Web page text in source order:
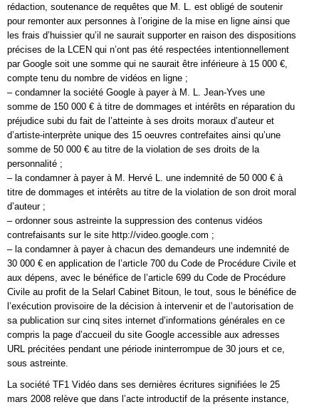
rédaction, soutenance de requêtes que M. L. est obligé de soutenir
pour remonter aux personnes à l’origine de la mise en ligne ainsi que
les frais d’huissier qu’il ne saurait supporter en raison des dispositions
précises de la LCEN qui n’ont pas été respectées intentionnellement
par Google soit une somme qui ne saurait être inférieure à 15 000 €,
compte tenu du nombre de vidéos en ligne ;
– condamner la société Google à payer à M. L. Jean-Yves une
somme de 150 000 € à titre de dommages et intérêts en réparation du
préjudice subi du fait de l’atteinte à ses droits moraux d’auteur et
d’artiste-interprète unique des 15 oeuvres contrefaites ainsi qu’une
somme de 50 000 € au titre de la violation de ses droits de la
personnalité ;
– la condamner à payer à M. Hervé L. une indemnité de 50 000 € à
titre de dommages et intérêts au titre de la violation de son droit moral
d’auteur ;
– ordonner sous astreinte la suppression des contenus vidéos
contrefaisants sur le site http://video.google.com ;
– la condamner à payer à chacun des demandeurs une indemnité de
30 000 € en application de l’article 700 du Code de Procédure Civile et
aux dépens, avec le bénéfice de l’article 699 du Code de Procédure
Civile au profit de la Selarl Cabinet Bitoun, le tout, sous le bénéfice de
l’exécution provisoire de la décision à intervenir et de l’autorisation de
sa publication sur cinq sites internet d’informations générales en ce
compris la page d’accueil du site Google accessible aux adresses
URL précitées pendant une période ininterrompue de 30 jours et ce,
sous astreinte.
La société TF1 Vidéo dans ses dernières écritures signifiées le 25
mars 2008 relève que dans l’acte introductif de la présente instance,